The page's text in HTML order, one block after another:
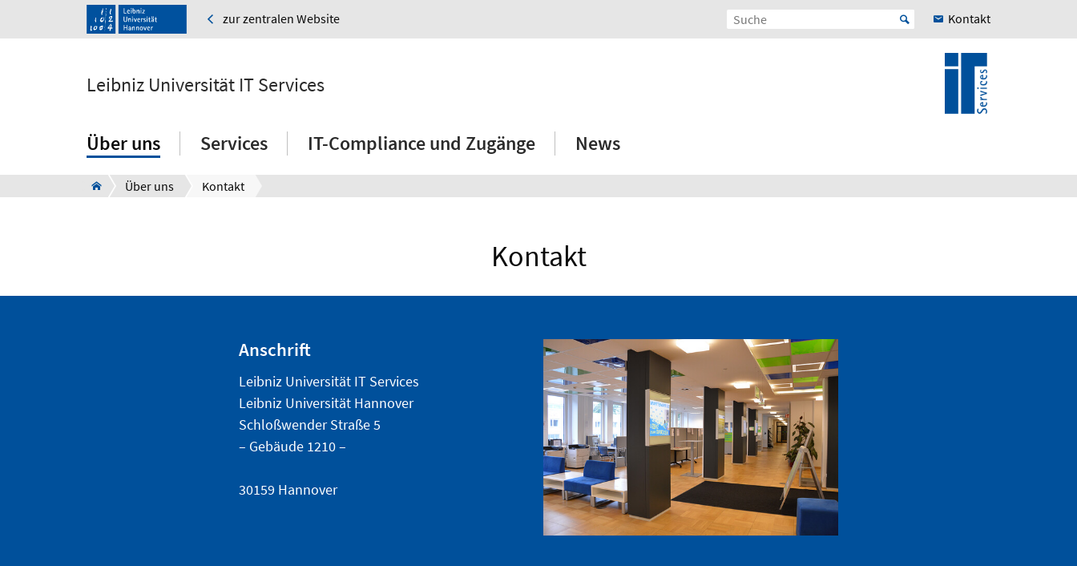
zur zentralen Website Kontakt
Leibniz Universität IT Services
Über uns Services IT-Compliance und Zugänge News
Über uns Kontakt
Kontakt
Anschrift
Leibniz Universität IT Services
Leibniz Universität Hannover
Schloßwender Straße 5
– Gebäude 1210 –
30159 Hannover